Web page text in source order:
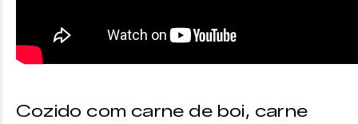
Cozido com carne de boi, carne